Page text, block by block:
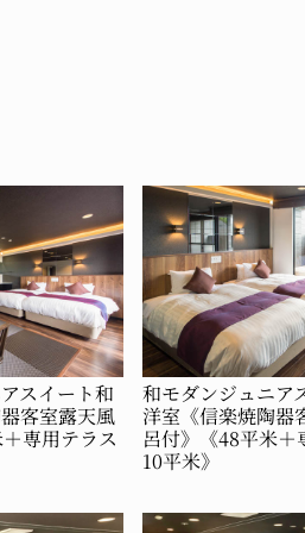
スイート和
客室露天風
専用テラス
和モダンジュニア
洋室《信楽焼陶器
呂付》《48平米＋
10平米》